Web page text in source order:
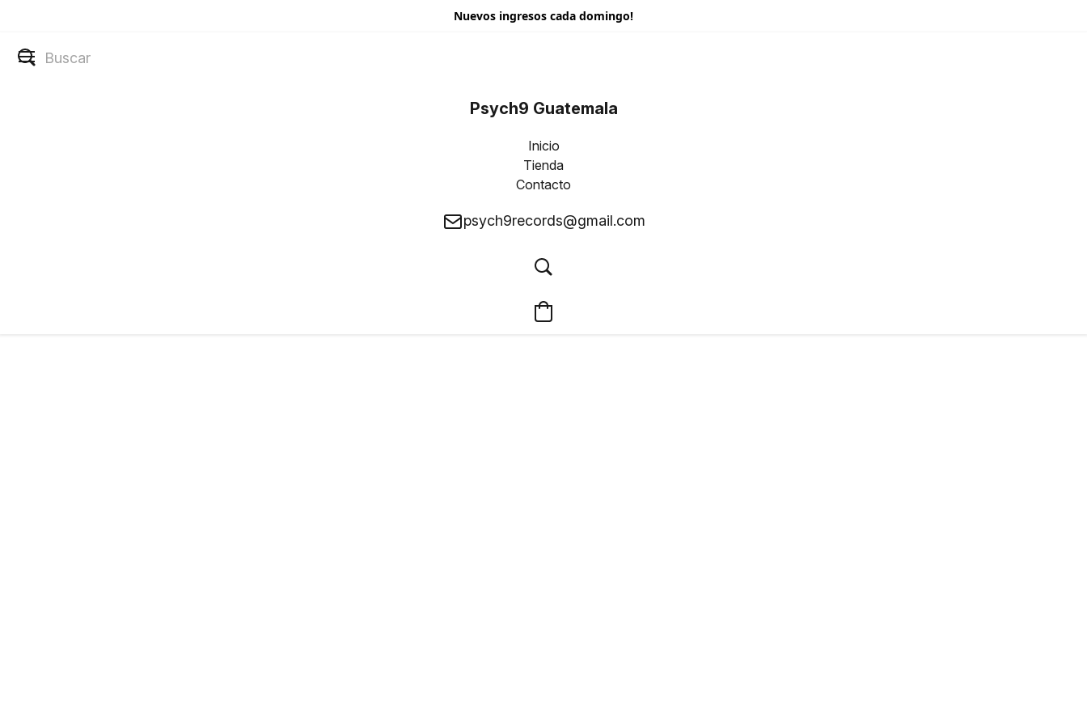
Nuevos ingresos cada domingo!
Psych9 Guatemala
Inicio
Tienda
Contacto
psych9records@gmail.com